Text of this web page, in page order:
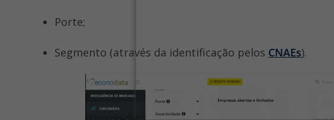
Porte;
Segmento (através da identificação pelos CNAEs).